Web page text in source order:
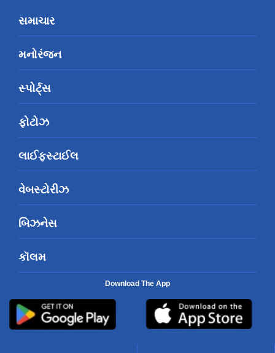
સમાચાર
મનોરંજન
સ્પોર્ટ્સ
ફોટોઝ
લાઈફસ્ટાઈલ
વેબસ્ટોરીઝ
બિઝનેસ
કૉલમ
Download The App